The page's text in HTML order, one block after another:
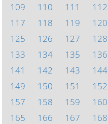
109
110 111 112
117
118 119 120
125
126 127 128
133
134 135 136
141
142 143 144
149
150 151 152
157
158 159 160
165
166 167 168